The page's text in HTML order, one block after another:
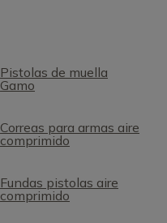
Pistolas de muella
Gamo
Correas para armas aire
comprimido
Fundas pistolas aire
comprimido